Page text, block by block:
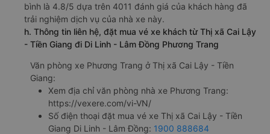
bình là 4.8/5 dựa trên 4011 đánh giá của khách hàng đã
trải nghiệm dịch vụ của nhà xe này.
h. Thông tin liên hệ, đặt mua vé xe khách từ Thị xã Cai Lậy
- Tiền Giang đi Di Linh - Lâm Đồng Phương Trang
Văn phòng xe Phương Trang ở Thị xã Cai Lậy - Tiền
Giang:
Xem địa chỉ văn phòng nhà xe Phương Trang:
https://vexere.com/vi-VN/
Số điện thoại đặt mua vé xe Thị xã Cai Lậy - Tiền
Giang Di Linh - Lâm Đồng: 1900 888684